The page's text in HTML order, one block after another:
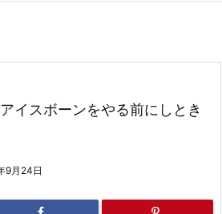
イスボーンをやる前にしとき
9月24日